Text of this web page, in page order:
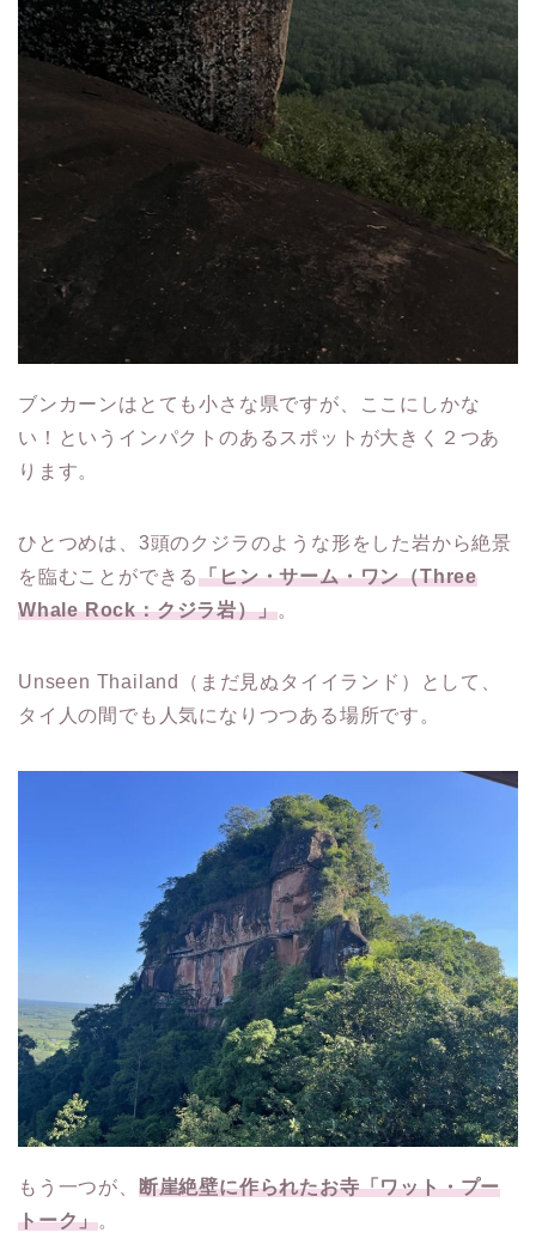
ブンカーンはとても小さな県ですが、ここにしかな
い！というインパクトのあるスポットが大きく２つあ
ります。
ひとつめは、3頭のクジラのような形をした岩から絶景
を臨むことができる「ヒン・サーム・ワン（Three
Whale Rock：クジラ岩）」。
Unseen Thailand（まだ見ぬタイイランド）として、
タイ人の間でも人気になりつつある場所です。
もう一つが、 断崖絶壁に作られたお寺「ワット・プー
トーク」。